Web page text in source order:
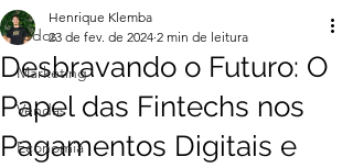
Todos
Marketing
Vendas
Economia
Desbravando o Futuro: O
Papel das Fintechs nos
Pagamentos Digitais e
Henrique Klemba
23 de fev. de 2024 2 min de leitura